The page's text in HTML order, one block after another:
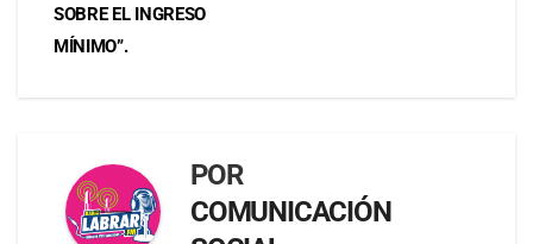
SOBRE EL INGRESO
MÍNIMO”.
POR
COMUNICACIÓN